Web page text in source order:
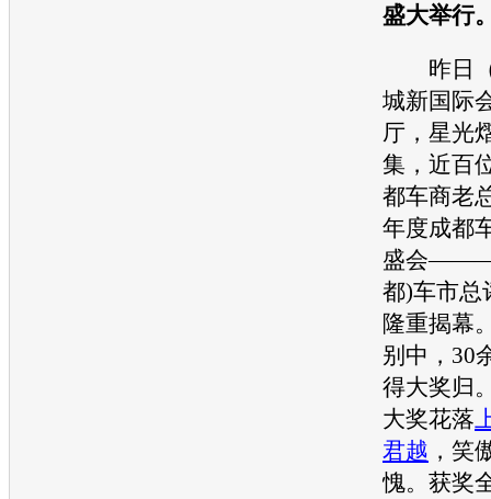
盛大举行
昨日（
城新国际
厅，星光
集，近百
都车商老
年度成都
盛会
都)车市总
隆重揭幕
别中，30
得大奖归
大奖花落
君越 ，笑
愧。获奖